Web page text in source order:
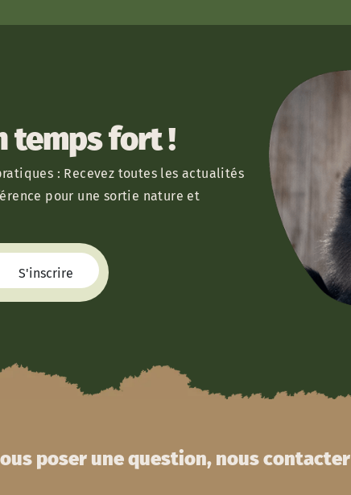
temps fort !
: Recevez toutes les actualités
pour une sortie nature et
poser une question, nous contacter